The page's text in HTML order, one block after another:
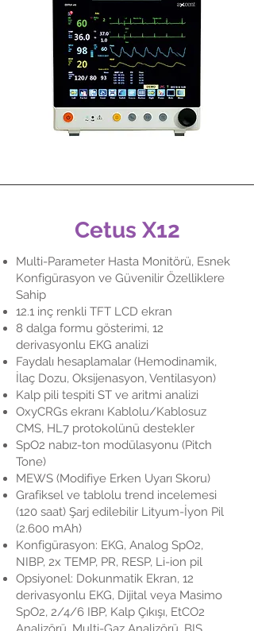
Cetus X12
Multi-Parameter Hasta Monitörü, Esnek
Konfigürasyon ve Güvenilir Özelliklere
Sahip
12.1 inç renkli TFT LCD ekran
8 dalga formu gösterimi, 12
derivasyonlu EKG analizi
Faydalı hesaplamalar (Hemodinamik,
İlaç Dozu, Oksijenasyon, Ventilasyon)
Kalp pili tespiti ST ve aritmi analizi
OxyCRGs ekranı Kablolu/Kablosuz
CMS, HL7 protokolünü destekler
SpO2 nabız-ton modülasyonu (Pitch
Tone)
MEWS (Modifiye Erken Uyarı Skoru)
Grafiksel ve tablolu trend incelemesi
(120 saat) Şarj edilebilir Lityum-İyon Pil
(2.600 mAh)
Konfigürasyon: EKG, Analog SpO2,
NIBP, 2x TEMP, PR, RESP, Li-ion pil
Opsiyonel: Dokunmatik Ekran, 12
derivasyonlu EKG, Dijital veya Masimo
SpO2, 2/4/6 IBP, Kalp Çıkışı, EtCO2